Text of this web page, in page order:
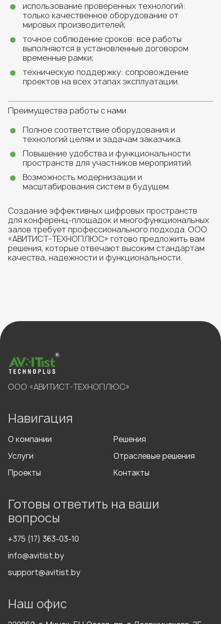
использование проверенных технологий:
только качественное оборудование от
мировых производителей;
точное соблюдение сроков: все работы
выполняются в установленные договором
временные рамки;
техническую поддержку: сопровождение
проектов на всех этапах эксплуатации.
Преимущества работы с нами
Полное соответствие оборудования и
технологий целям и задачам заказчика.
Повышение удобства и функциональности
пространств для участников мероприятий.
Возможность модернизации и
масштабирования систем в будущем.
Создание эффективных цифровых пространств
для конференц-площадок и многофункциональных
залов требует профессионального подхода. ООО
«АВИТИСТ-ТЕХНОПЛЮС» готово предложить вам
решения, которые отвечают высоким стандартам
качества, надежности и функциональности.
ООО «АВИТИСТ-ТЕХНОПЛЮС»
Навигация
О компании
Решения
Услуги
Отраслевые решения
Проекты
Контакты
Готовы ответить на ваши
вопросы
+375 (17) 363-03-10
info@avitist.by
support@avitist.by
Наш офис